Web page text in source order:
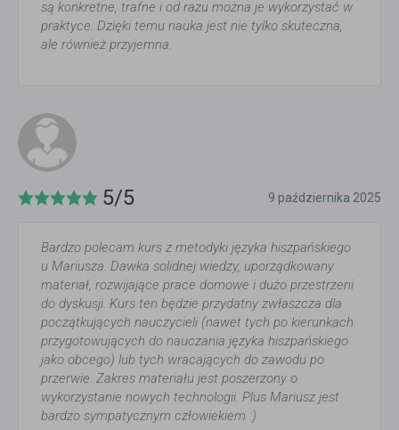
są konkretne, trafne i od razu można je wykorzystać w
praktyce. Dzięki temu nauka jest nie tylko skuteczna,
ale również przyjemna.
5/5 9 października 2025
Bardzo polecam kurs z metodyki języka hiszpańskiego
u Mariusza. Dawka solidnej wiedzy, uporządkowany
materiał, rozwijające prace domowe i dużo przestrzeni
do dyskusji. Kurs ten będzie przydatny zwłaszcza dla
początkujących nauczycieli (nawet tych po kierunkach
przygotowujących do nauczania języka hiszpańskiego
jako obcego) lub tych wracających do zawodu po
przerwie. Zakres materiału jest poszerzony o
wykorzystanie nowych technologii. Plus Mariusz jest
bardzo sympatycznym człowiekiem :)